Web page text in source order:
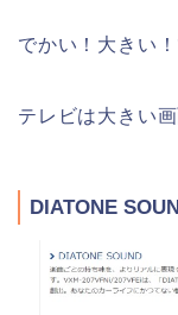
でかい！大きい！
テレビは大きい
DIATONE